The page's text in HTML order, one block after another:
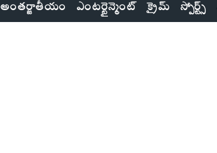
అంతర్జాతీయం ఎంటర్టైన్మెంట్ క్రైమ్ స్పోర్ట్స్